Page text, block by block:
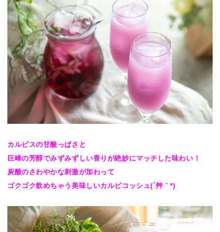
カルピスの甘酸っぱさと
巨峰の芳醇でみずみずしい香りが絶妙にマッチした味わい！
炭酸のさわやかな刺激が加わって
ゴクゴク飲めちゃう美味しいカルピコッシュ(´艸｀*)